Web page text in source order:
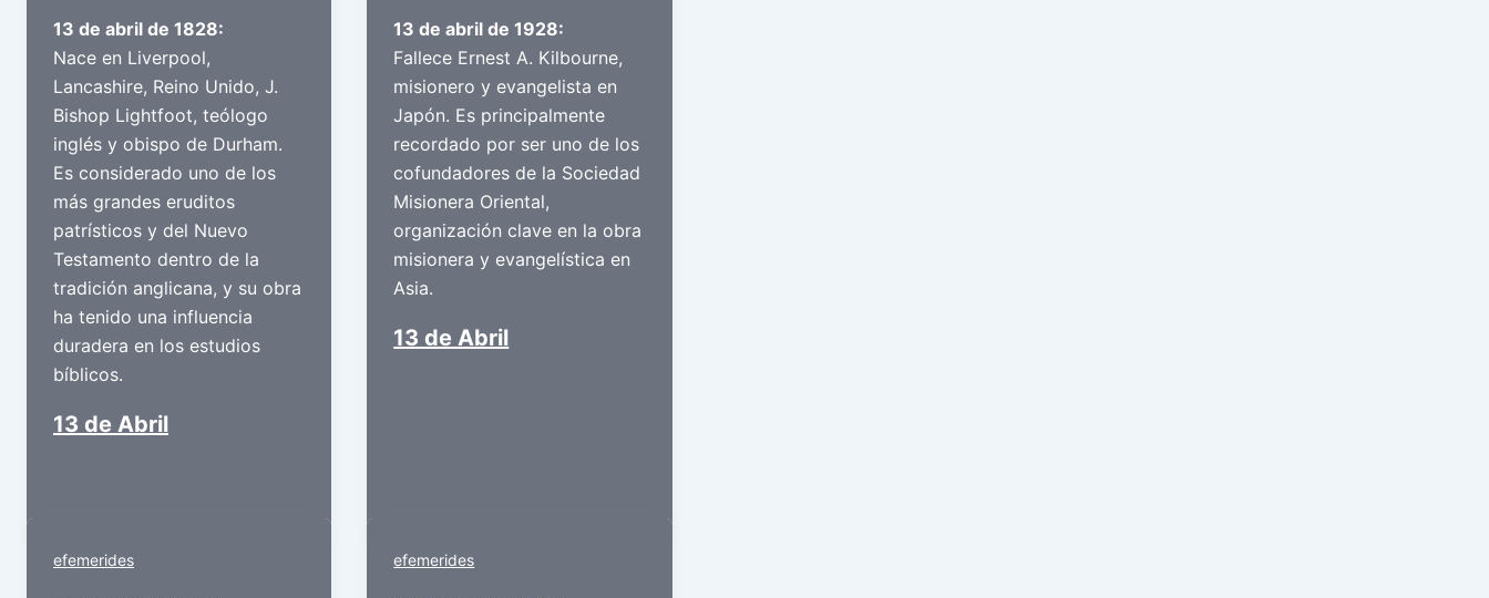
13 de abril de 1828:
Nace en Liverpool,
Lancashire, Reino Unido, J.
Bishop Lightfoot, teólogo
inglés y obispo de Durham.
Es considerado uno de los
más grandes eruditos
patrísticos y del Nuevo
Testamento dentro de la
tradición anglicana, y su obra
ha tenido una influencia
duradera en los estudios
bíblicos.
13 de Abril
13 de abril de 1928:
Fallece Ernest A. Kilbourne,
misionero y evangelista en
Japón. Es principalmente
recordado por ser uno de los
cofundadores de la Sociedad
Misionera Oriental,
organización clave en la obra
misionera y evangelística en
Asia.
13 de Abril
efemerides efemerides